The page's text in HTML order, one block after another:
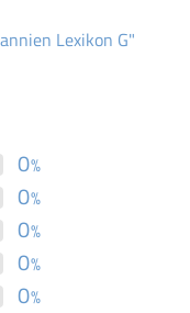
Lexikon G"
0%
0%
0%
0%
0%